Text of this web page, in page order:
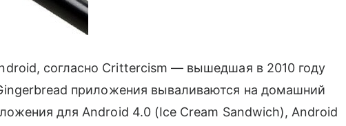
согласно Crittercism — вышедшая в 2010 году
приложения вываливаются на домашний
для Android 4.0 (Ice Cream Sandwich), Android